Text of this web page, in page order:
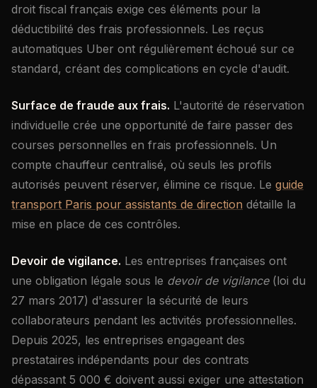
droit fiscal français exige ces éléments pour la
déductibilité des frais professionnels. Les reçus
automatiques Uber ont régulièrement échoué sur ce
standard, créant des complications en cycle d'audit.
Surface de fraude aux frais. L'autorité de réservation
individuelle crée une opportunité de faire passer des
courses personnelles en frais professionnels. Un
compte chauffeur centralisé, où seuls les profils
autorisés peuvent réserver, élimine ce risque. Le guide
transport Paris pour assistants de direction détaille la
mise en place de ces contrôles.
Devoir de vigilance. Les entreprises françaises ont
une obligation légale sous le devoir de vigilance(loi du
27 mars 2017) d'assurer la sécurité de leurs
collaborateurs pendant les activités professionnelles.
Depuis 2025, les entreprises engageant des
prestataires indépendants pour des contrats
dépassant 5 000 € doivent aussi exiger une attestation